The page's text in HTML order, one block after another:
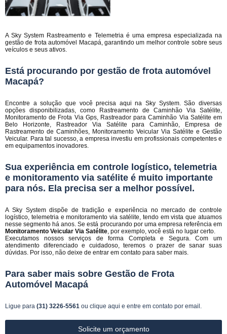
A Sky System Rastreamento e Telemetria é uma empresa especializada na
gestão de frota automóvel Macapá, garantindo um melhor controle sobre seus
veículos e seus ativos.
Está procurando por gestão de frota automóvel
Macapá?
Encontre a solução que você precisa aqui na Sky System. São diversas
opções disponibilizadas, como Rastreamento de Caminhão Via Satélite,
Monitoramento de Frota Via Gps, Rastreador para Caminhão Via Satélite em
Belo Horizonte, Rastreador Via Satélite para Caminhão, Empresa de
Rastreamento de Caminhões, Monitoramento Veicular Via Satélite e Gestão
Veicular. Para tal sucesso, a empresa investiu em profissionais competentes e
em equipamentos inovadores.
Sua experiência em controle logístico, telemetria
e monitoramento via satélite é muito importante
para nós. Ela precisa ser a melhor possível.
A Sky System dispõe de tradição e experiência no mercado de controle
logístico, telemetria e monitoramento via satélite, tendo em vista que atuamos
nesse segmento há anos. Se está procurando por uma empresa referência em
Monitoramento Veicular Via Satélite, por exemplo, você está no lugar certo.
Executamos nossos serviços de forma Completa e Segura. Com um
atendimento diferenciado e cuidadoso, teremos o prazer de sanar suas
dúvidas. Por isso, não deixe de entrar em contato para saber mais.
Para saber mais sobre Gestão de Frota
Automóvel Macapá
Ligue para (31) 3226-5561 ou clique aqui e entre em contato por email.
Solicite um orçamento